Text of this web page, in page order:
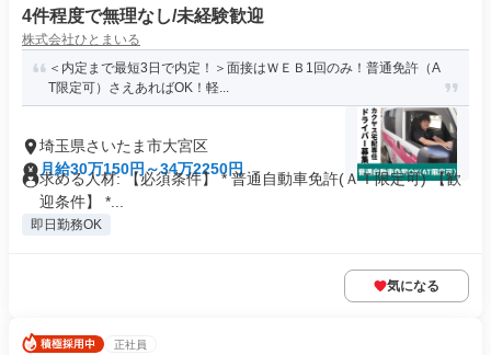
4件程度で無理なし/未経験歓迎
株式会社ひとまいる
＜内定まで最短3日で内定！＞面接はＷＥＢ1回のみ！普通免許（A
T限定可）さえあればOK！軽...
埼玉県さいたま市大宮区
月給30万150円～34万2250円
求める人材: 【必須条件】 * 普通自動車免許(ＡＴ限定可) 【歓
迎条件】 *...
即日勤務OK
気になる
正社員